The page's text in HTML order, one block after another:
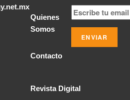
Quienes
Somos
Contacto
Revista Digital